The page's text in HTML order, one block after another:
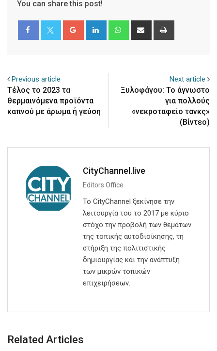
You can share this post!
Google+ LinkedIn WhatsappShare
Previous article
Τέλος το 2023 τα
θερμαινόμενα προϊόντα
καπνού με άρωμα ή γεύση
Next article
Ξυλοφάγου: Το άγνωστο
για πολλούς
«νεκροταφείο τανκς»
(Βίντεο)
CityChannel.live
Editors Office
Το CityChannel ξεκίνησε την
λειτουργία του το 2017 με κύριο
στόχο την προβολή των θεμάτων
της τοπικής αυτοδιοίκησης, τη
στήριξη της πολιτιστικής
δημιουργίας και την ανάπτυξη
των μικρών τοπικών
επιχειρήσεων.
Related Articles